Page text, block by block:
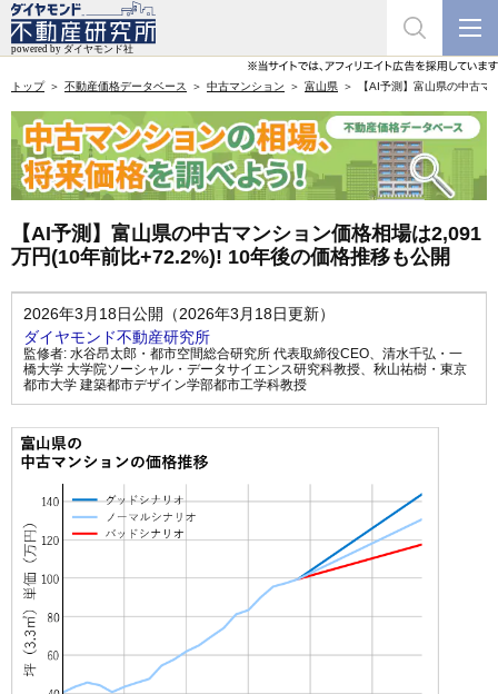
トップ 不動産価格データベース 中古マンション 富山県 【AI予測】富山県の中古
【AI予測】富山県の中古マンション価格相場は2,091
万円(10年前比+72.2%)! 10年後の価格推移も公開
2026年3月18日公開（2026年3月18日更新）
ダイヤモンド不動産研究所
監修者: 水谷昂太郎・都市空間総合研究所 代表取締役CEO、 清水千弘・一
橋大学 大学院ソーシャル・データサイエンス研究科教授、 秋山祐樹・東京
都市大学 建築都市デザイン学部都市工学科教授